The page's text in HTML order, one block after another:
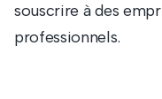
souscrire à des
professionnels.